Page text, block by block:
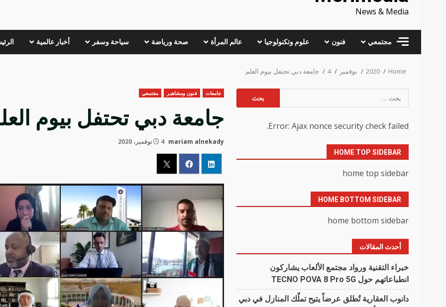
News & Media
مجتمعي فنون علوم وتكنولوجيا عالم المرأة صحة ورياضة سياحة وسفر أخبار عالمية
Home
2020 نوفمبر 4 جامعة دبي تحتفل بيوم العلم
جامعات فنون ومشاهير مجتمعي
جامعة دبي تحتفل بيوم
mariam alnekady 4 نوفمبر، 2020
عن:
Error: Ajax nonce security check failed.
HOME TOP SIDEBAR
home top sidebar
HOME BOTTOM SIDEBAR
home bottom sidebar
أحدث المقالات
خبراء التقنية ورواد مجتمع الألعاب يشاركون
انطباعاتهم حول TECNO POVA 8 Pro 5G
دانوب العقارية تُطلق عرضاً يتيح تملّك المنازل في دبي